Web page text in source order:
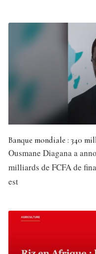
Banque mondiale : 340
Ousmane Diagana a
milliards de FCFA de
est